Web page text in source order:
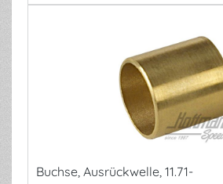
Buchse, Ausrückwelle, 11.71-